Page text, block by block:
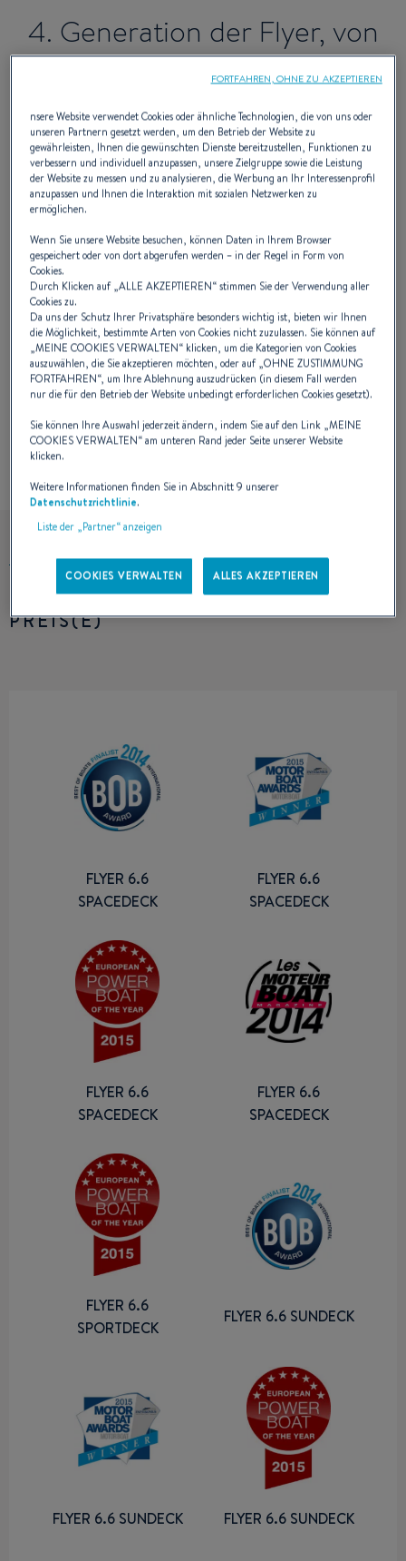
4. Generation der Flyer, von
2004 bis 2016
Die Außenborder von BENETEAU bieten
zum ersten Mal auf ein und derselben
Rumpfgröße sehr unterschiedliche
Decksausstattungen. Die Air Step-
Technologie hält Einzug in die Rümpfe.
DIE BOOTE PREIS(E)
PREIS(E)
FLYER 6.6
SPACEDECK
FLYER 6.6
SPACEDECK
FLYER 6.6
SPACEDECK
FLYER 6.6
SPACEDECK
FLYER 6.6
SPORTDECK
FLYER 6.6 SUNDECK
FLYER 6.6 SUNDECK FLYER 6.6 SUNDECK
nsere Website verwendet Cookies oder ähnliche Technologien, die von uns oder
unseren Partnern gesetzt werden, um den Betrieb der Website zu
gewährleisten, Ihnen die gewünschten Dienste bereitzustellen, Funktionen zu
verbessern und individuell anzupassen, unsere Zielgruppe sowie die Leistung
der Website zu messen und zu analysieren, die Werbung an Ihr Interessenprofil
anzupassen und Ihnen die Interaktion mit sozialen Netzwerken zu
ermöglichen.
Wenn Sie unsere Website besuchen, können Daten in Ihrem Browser
gespeichert oder von dort abgerufen werden – in der Regel in Form von
Cookies.
Durch Klicken auf „ALLE AKZEPTIEREN“ stimmen Sie der Verwendung aller
Cookies zu.
Da uns der Schutz Ihrer Privatsphäre besonders wichtig ist, bieten wir Ihnen
die Möglichkeit, bestimmte Arten von Cookies nicht zuzulassen. Sie können auf
„MEINE COOKIES VERWALTEN“ klicken, um die Kategorien von Cookies
auszuwählen, die Sie akzeptieren möchten, oder auf „OHNE ZUSTIMMUNG
FORTFAHREN“, um Ihre Ablehnung auszudrücken (in diesem Fall werden
nur die für den Betrieb der Website unbedingt erforderlichen Cookies gesetzt).
Sie können Ihre Auswahl jederzeit ändern, indem Sie auf den Link „MEINE
COOKIES VERWALTEN“ am unteren Rand jeder Seite unserer Website
klicken.
Weitere Informationen finden Sie in Abschnitt 9 unserer
Datenschutzrichtlinie.
Liste der „Partner“ anzeigen
COOKIES VERWALTEN ALLES AKZEPTIEREN
FORTFAHREN, OHNE ZU AKZEPTIEREN